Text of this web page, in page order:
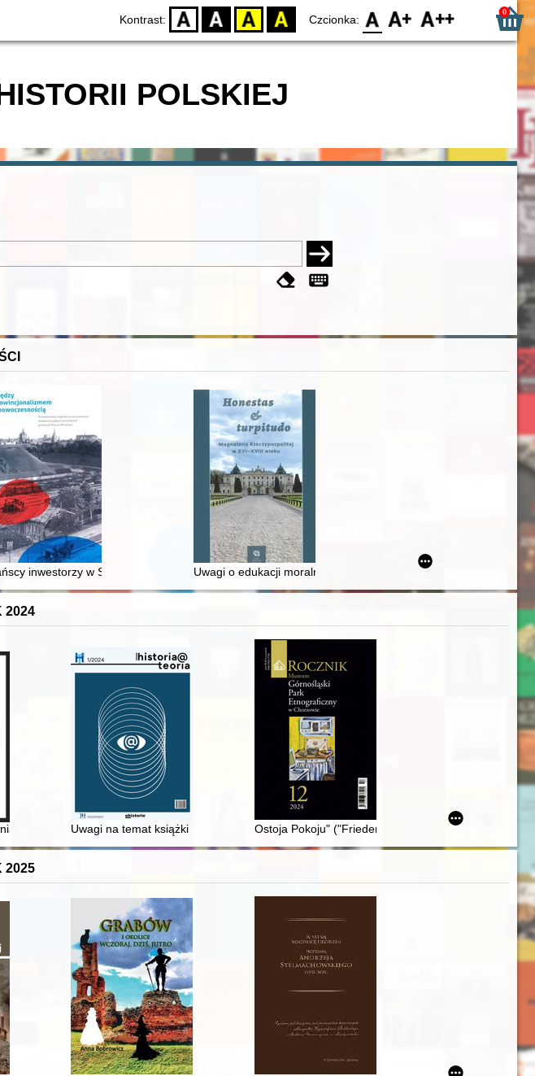
Kontrast: D BW YB BY Czcionka: F0 F1 F2 0
POLSKIEJ
średniowiecza do dziś
inwestorzy w Sopocie : prestiż finansowy i towarzyski lokalnego mieszczaństwa w 2. poł. XIX w
Uwagi o edukacji moralnej synów szlacheckich w XVI-wiecznej
2024
dla wspólnoty Bractwa Szkaplerza Najświętszej Maryi Panny z Góry Karmel
Towarzystwa Miłośników Torunia = The year of rafting in the activities of the Friends of Toruń
Uwagi na temat książki Piotra Zwierzchowskiego "Filmowe reprezentacje PZPR",
Ostoja Pokoju" ("Friedenshort") w Miechowicach
2025